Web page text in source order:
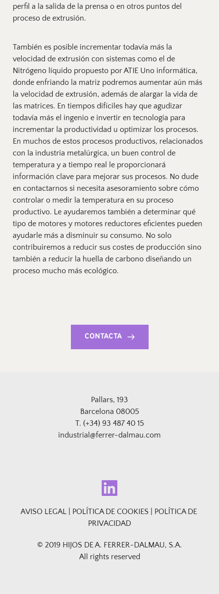
perfil a la salida de la prensa o en otros puntos del
proceso de extrusión.
También es posible incrementar todavía más la
velocidad de extrusión con sistemas como el de
Nitrógeno líquido propuesto por ATIE Uno informática,
donde enfriando la matriz podremos aumentar aún más
la velocidad de extrusión, además de alargar la vida de
las matrices. En tiempos difíciles hay que agudizar
todavía más el ingenio e invertir en tecnología para
incrementar la productividad u optimizar los procesos.
En muchos de estos procesos productivos, relacionados
con la industria metalúrgica, un buen control de
temperatura y a tiempo real le proporcionará
información clave para mejorar sus procesos. No dude
en contactarnos si necesita asesoramiento sobre cómo
controlar o medir la temperatura en su proceso
productivo. Le ayudaremos también a determinar qué
tipo de motores y motores reductores eficientes pueden
ayudarle más a disminuir su consumo. No solo
contribuiremos a reducir sus costes de producción sino
también a reducir la huella de carbono diseñando un
proceso mucho más ecológico.
CONTACTA
Pallars, 193
Barcelona 08005
T. (+34) 93 487 40 15
industrial@ferrer-dalmau.com
AVISO LEGAL | POLÍTICA DE COOKIES
POLÍTICA DE
PRIVACIDAD
© 2019 HIJOS DE A. FERRER-DALMAU, S.A.
All rights reserved